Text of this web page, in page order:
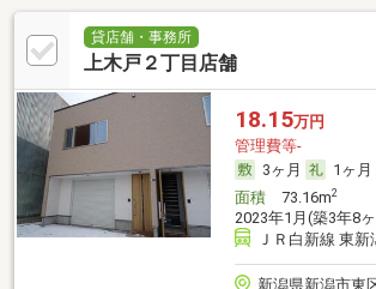
貸店舗・事務所
上木戸２丁目店舗
18.15万円
管理費等-
3ヶ月
1ヶ月
面積73.16m2
2023年1月(築3年8
ＪＲ白新線 東
新潟県新潟市東